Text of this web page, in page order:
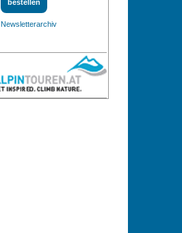
Newsletterarchiv